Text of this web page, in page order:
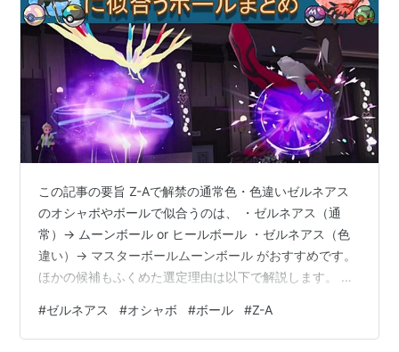
プで「ウッドホーン」「メガホーン」といった技を使い
こなし、なおかつフェアリー単タイプで弱点を突かれに
くいため、特性も相まって非常に強力なポケモンと言え
データ
全国図鑑 No.716
マウンテンカロス図鑑
分類 せいめいポケモン
タイプ フェアリー
特性 フェアリーオーラ
この記事の要旨 Z-Aで解禁の通常色・色違いゼルネアス
のオシャボやボールで似合うのは、 ・ゼルネアス（通
常）→ ムーンボール or ヒールボール ・ゼルネアス（色
違い）→ マスターボールムーンボール がおすすめです。
ほかの候補もふくめた選定理由は以下で解説します。 こ
（Xerneas） 通常色ゼルネアスに似合うオシャボ 通常色
のアクティブモード（Active Mode）＆リラックスモー
#ゼルネアス #オシャボ #ボール #Z-A